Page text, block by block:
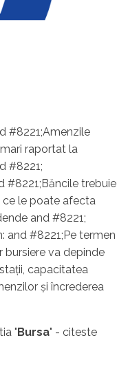
#8221;Amenzile
raportat la
#8221;
#8221;Băncile trebuie
ce le poate afecta
and #8221;
and #8221;Pe termen
bursiere va depinde
capacitatea
şi încrederea
"Bursa" - citeste